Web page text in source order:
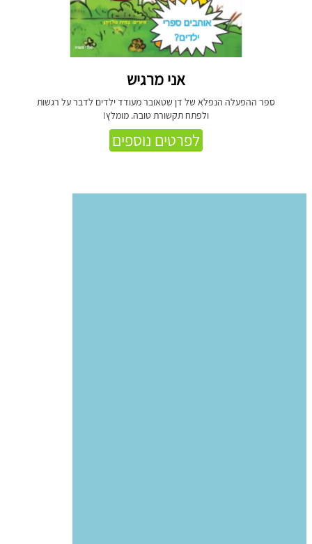
אני מרגיש
ספר ההפעלה הנפלא של דן שטאובר מעודד ילדים לדבר על רגשות
ולפתח תקשורת טובה. מומלץ!
לפרטים נוספים